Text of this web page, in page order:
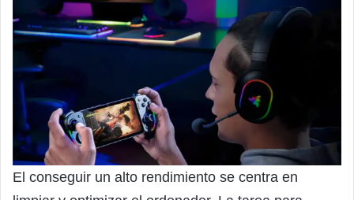
El conseguir un alto rendimiento se centra en